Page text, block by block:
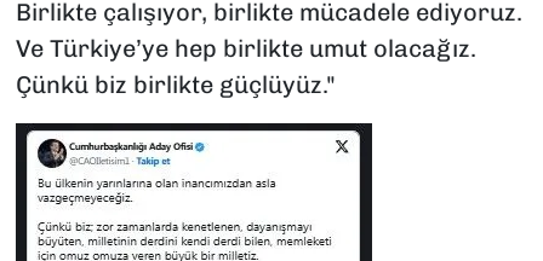
Birlikte çalışıyor, birlikte mücadele ediyoruz.
Ve Türkiye’ye hep birlikte umut olacağız.
Çünkü biz birlikte güçlüyüz."